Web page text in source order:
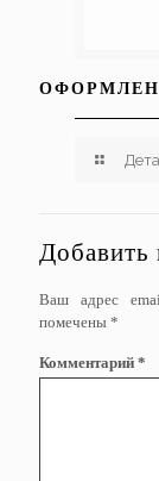
Добавить
Ваш адрес
помечены *
Комментарий *